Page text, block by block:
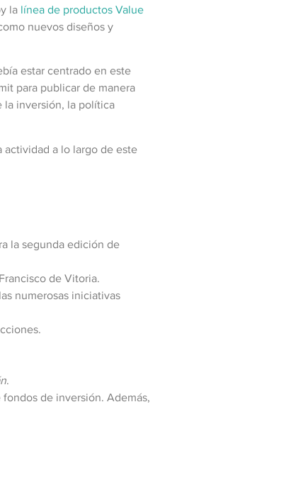
la línea de productos Value
nuevos diseños y
estar centrado en este
para publicar de manera
la inversión, la política
a lo largo de este
la segunda edición de
de Vitoria.
numerosas iniciativas
.
de inversión. Además,